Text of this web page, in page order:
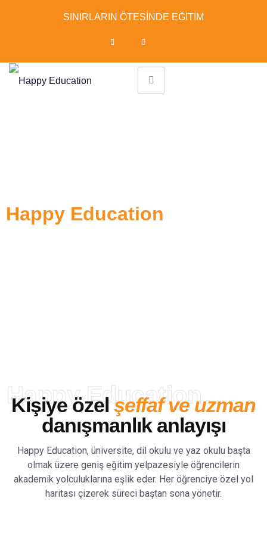
SINIRLARIN ÖTESİNDE EĞİTİM
Happy Education
Happy Education
Kişiye özelşeffaf ve uzman
danışmanlık anlayışı
Happy Education, üniversite, dil okulu ve yaz okulu başta
olmak üzere geniş eğitim yelpazesiyle öğrencilerin
akademik yolculuklarına eşlik eder. Her öğrenciye özel yol
haritası çizerek süreci baştan sona yönetir.